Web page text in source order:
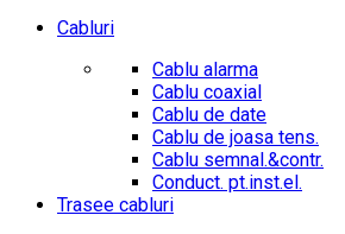
Cabluri
Cablu alarma
Cablu coaxial
Cablu de date
Cablu de joasa tens.
Cablu semnal.&contr.
Conduct. pt.inst.el.
Trasee cabluri